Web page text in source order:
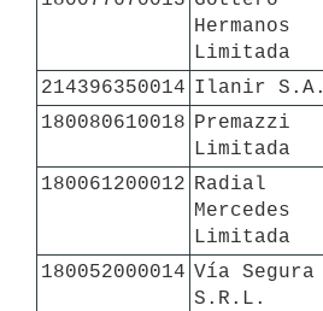
Hermanos
Limitada
214396350014 Ilanir S.A.
180080610018 Premazzi
Limitada
180061200012 Radial
Mercedes
Limitada
180052000014 Vía Segura
S.R.L.